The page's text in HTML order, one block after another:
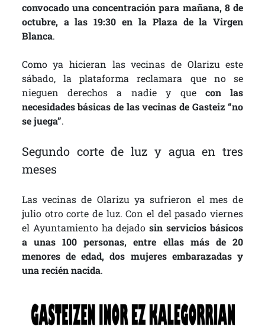
convocado una concentración para mañana, 8 de
octubre, a las 19:30 en la Plaza de la Virgen
Blanca.
Como ya hicieran las vecinas de Olarizu este
sábado, la plataforma reclamara que no se
nieguen derechos a nadie y que con las
necesidades básicas de las vecinas de Gasteiz “no
se juega”.
Segundo corte de luz y agua en tres
meses
Las vecinas de Olarizu ya sufrieron el mes de
julio otro corte de luz. Con el del pasado viernes
el Ayuntamiento ha dejadosin servicios básicos
a unas 100 personas, entre ellas más de 20
menores de edad, dos mujeres embarazadas y
una recién nacida.